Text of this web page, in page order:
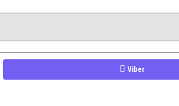
Viber